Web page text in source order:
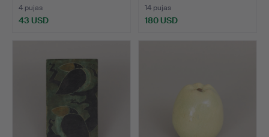
4 pujas
43 USD
14 pujas
180 USD